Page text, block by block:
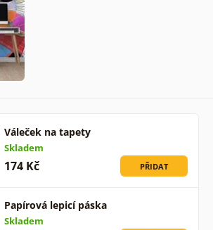
Váleček na tapety
Skladem
174 Kč PŘIDAT
Papírová lepicí páska
Skladem